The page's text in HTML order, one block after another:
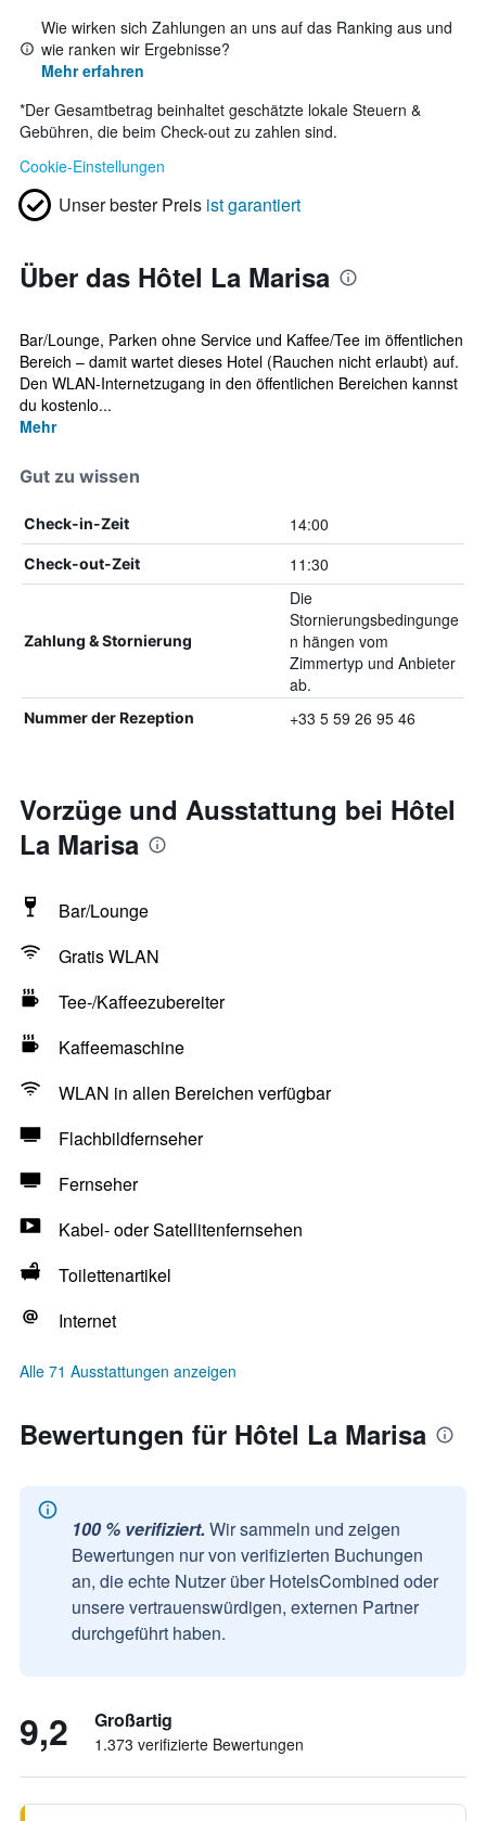
Wie wirken sich Zahlungen an uns auf das Ranking aus und
wie ranken wir Ergebnisse?
Mehr erfahren
*Der Gesamtbetrag beinhaltet geschätzte lokale Steuern &
Gebühren, die beim Check-out zu zahlen sind.
Cookie-Einstellungen
Unser bester Preis ist garantiert
Über das Hôtel La Marisa
Bar/Lounge, Parken ohne Service und Kaffee/Tee im öffentlichen
Bereich – damit wartet dieses Hotel (Rauchen nicht erlaubt) auf.
Den WLAN-Internetzugang in den öffentlichen Bereichen kannst
du kostenlo...
Mehr
Gut zu wissen
Check-in-Zeit 14:00
Check-out-Zeit 11:30
Zahlung & Stornierung
Die
Stornierungsbedingunge
n hängen vom
Zimmertyp und Anbieter
ab.
Nummer der Rezeption +33 5 59 26 95 46
Vorzüge und Ausstattung bei Hôtel
La Marisa
Bar/Lounge
Gratis WLAN
Tee-/Kaffeezubereiter
Kaffeemaschine
WLAN in allen Bereichen verfügbar
Flachbildfernseher
Fernseher
Kabel- oder Satellitenfernsehen
Toilettenartikel
Internet
Alle 71 Ausstattungen anzeigen
Bewertungen für Hôtel La Marisa
100 % verifiziert. Wir sammeln und zeigen
Bewertungen nur von verifizierten Buchungen
an, die echte Nutzer über HotelsCombined oder
unsere vertrauenswürdigen, externen Partner
durchgeführt haben.
9,2 Großartig
1.373 verifizierte Bewertungen